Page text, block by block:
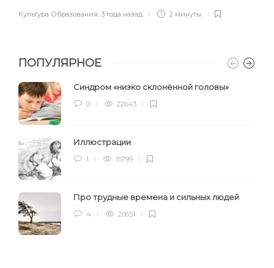
Культура Образования, 3 года назад 2 минуты
ПОПУЛЯРНОЕ
Синдром «низко склонённой головы»
0 22643
Иллюстрации
1 15799
Про трудные времена и сильных людей
4 20651